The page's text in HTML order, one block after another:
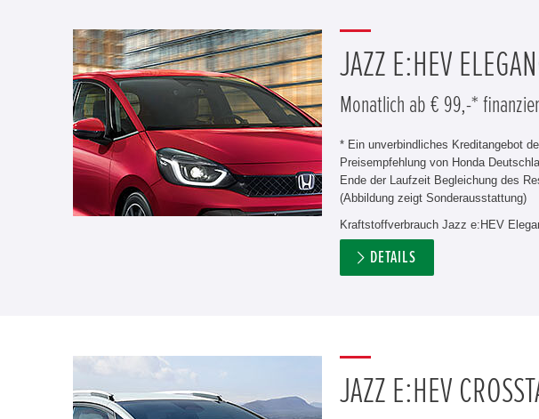
JAZZ E:HEV
Monatlich ab € 99,-*
* Ein unverbindliches Kreditangebot
Preisempfehlung von Honda
Ende der Laufzeit Begleichung des
(Abbildung zeigt Sonderausstattung)
Kraftstoffverbrauch Jazz e:HEV
DETAILS
JAZZ E:HEV